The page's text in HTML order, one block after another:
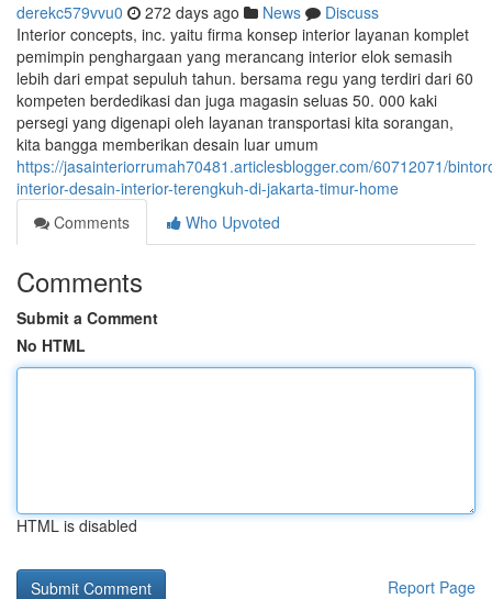
derekc579vvu0 272 days ago News
Discuss
Interior concepts, inc. yaitu firma konsep interior layanan komplet
pemimpin penghargaan yang merancang interior elok semasih
lebih dari empat sepuluh tahun. bersama regu yang terdiri dari 60
kompeten berdedikasi dan juga magasin seluas 50. 000 kaki
persegi yang digenapi oleh layanan transportasi kita sorangan,
kita bangga memberikan desain luar umum
https://jasainteriorrumah70481.articlesblogger.com/60712071/
interior-desain-interior-terengkuh-di-jakarta-timur-home
Comments
Who Upvoted
Comments
Submit a Comment
No HTML
HTML is disabled
Report Page